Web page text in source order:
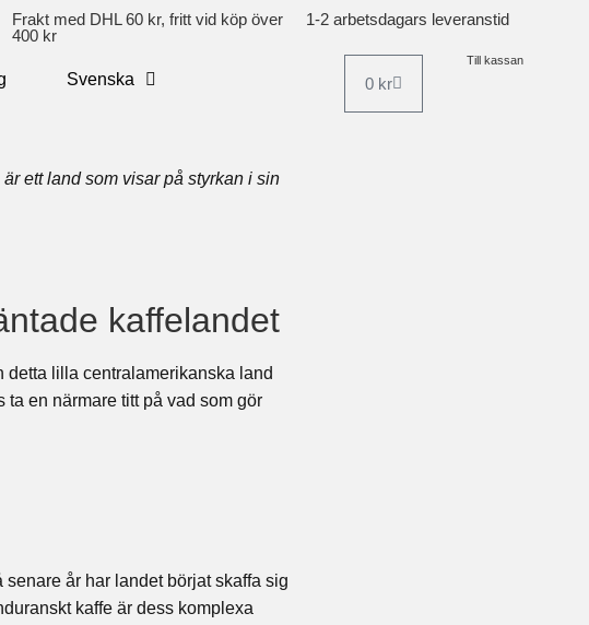
Frakt med DHL 60 kr, fritt vid köp över
400 kr
1-2 arbetsdagars leveranstid
Svenska 0 kr
Till kassan
ett land som visar på styrkan i sin
kaffelandet
detta lilla centralamerikanska land
en närmare titt på vad som gör
år har landet börjat skaffa sig
kaffe är dess komplexa